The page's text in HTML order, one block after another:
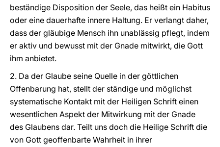
beständige Disposition der Seele, das heißt ein Habitus
oder eine dauerhafte innere Haltung. Er verlangt daher,
dass der gläubige Mensch ihn unablässig pflegt, indem
er aktiv und bewusst mit der Gnade mitwirkt, die Gott
ihm anbietet.
2. Da der Glaube seine Quelle in der göttlichen
Offenbarung hat, stellt der ständige und möglichst
systematische Kontakt mit der Heiligen Schrift einen
wesentlichen Aspekt der Mitwirkung mit der Gnade
des Glaubens dar. Teilt uns doch die Heilige Schrift die
von Gott geoffenbarte Wahrheit in ihrer